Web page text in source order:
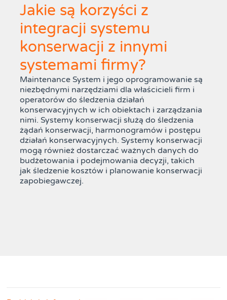
Jakie są korzyści z
integracji systemu
konserwacji z innymi
systemami firmy?
Maintenance System i jego oprogramowanie są
niezbędnymi narzędziami dla właścicieli firm i
operatorów do śledzenia działań
konserwacyjnych w ich obiektach i zarządzania
nimi. Systemy konserwacji służą do śledzenia
żądań konserwacji, harmonogramów i postępu
działań konserwacyjnych. Systemy konserwacji
mogą również dostarczać ważnych danych do
budżetowania i podejmowania decyzji, takich
jak śledzenie kosztów i planowanie konserwacji
zapobiegawczej.